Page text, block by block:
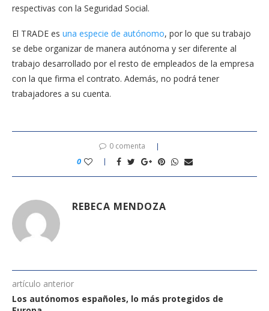
respectivas con la Seguridad Social.
El TRADE es una especie de autónomo, por lo que su trabajo
se debe organizar de manera autónoma y ser diferente al
trabajo desarrollado por el resto de empleados de la empresa
con la que firma el contrato. Además, no podrá tener
trabajadores a su cuenta.
0 comenta
0
REBECA MENDOZA
artículo anterior
Los autónomos españoles, lo más protegidos de